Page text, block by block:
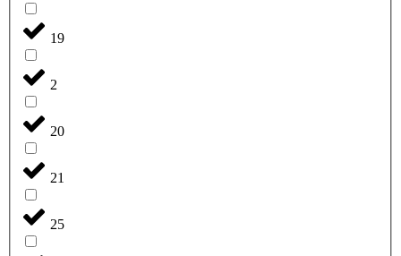
19
2
20
21
25